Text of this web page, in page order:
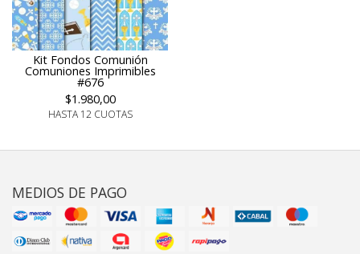
Kit Fondos Comunión
Comuniones Imprimibles
#676
$1.980,00
HASTA 12 CUOTAS
MEDIOS DE PAGO